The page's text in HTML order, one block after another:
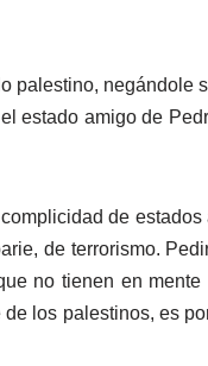
palestino, negándole
estado amigo de
de estados
de terrorismo.
no tienen en
los palestinos, es